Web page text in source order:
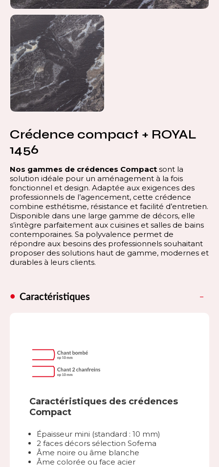
Crédence compact + ROYAL
1456
Nos gammes de crédences Compact sont la
solution idéale pour un aménagement à la fois
fonctionnel et design. Adaptée aux exigences des
professionnels de l’agencement, cette crédence
combine esthétisme, résistance et facilité d’entretien.
Disponible dans une large gamme de décors, elle
s’intègre parfaitement aux cuisines et salles de bains
contemporaines. Sa polyvalence permet de
répondre aux besoins des professionnels souhaitant
proposer des solutions haut de gamme, modernes et
durables à leurs clients.
Caractéristiques
Caractéristiques des crédences
Compact
Épaisseur mini (standard : 10 mm)
2 faces décors sélection Sofema
Âme noire ou âme blanche
Âme colorée ou face acier